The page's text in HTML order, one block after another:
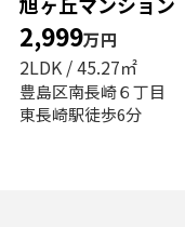
2,999万円
2LDK / 45.27㎡
豊島区南長崎６丁目
東長崎駅徒歩6分